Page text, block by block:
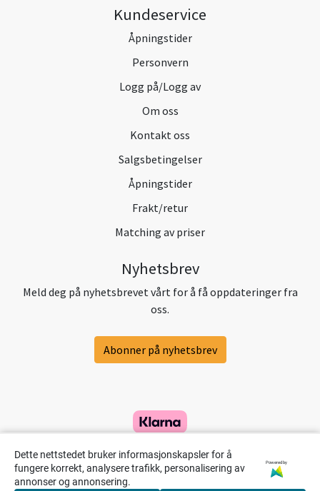
Kundeservice
Åpningstider
Personvern
Logg på/Logg av
Om oss
Kontakt oss
Salgsbetingelser
Åpningstider
Frakt/retur
Matching av priser
Nyhetsbrev
Meld deg på nyhetsbrevet vårt for å få oppdateringer fra
oss.
Abonner på nyhetsbrev
Dette nettstedet bruker informasjonskapsler for å
fungere korrekt, analysere trafikk, personalisering av
annonser og annonsering.
Powered by